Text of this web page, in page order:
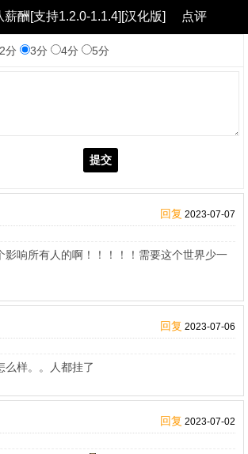
薪酬[支持1.2.0-1.1.4][汉化版] 点评
2分 3分 4分 5分
提交
回复 2023-07-07
影响所有人的啊！！！！！需要这个世界少一
回复 2023-07-06
么样。。人都挂了
回复 2023-07-02